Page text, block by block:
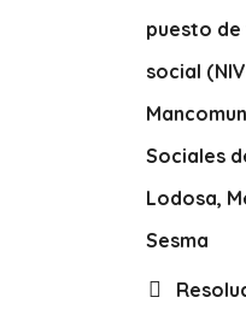
puesto
social
Sociales
Lodosa,
Sesma